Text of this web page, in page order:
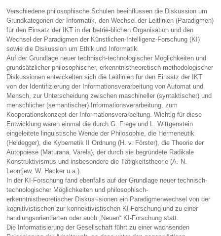
Verschiedene philosophische Schulen beeinflussen die Diskussion um
Grundkategorien der Informatik, den Wechsel der Leitlinien (Paradigmen)
für den Einsatz der IKT in der betrie-blichen Organisation und den
Wechsel der Paradigmen der Künstlichen-Intelligenz-Forschung (KI)
sowie die Diskussion um Ethik und Informatik.
Auf der Grundlage neuer technisch-technologischer Möglichkeiten und
grundsätzlicher philosophischer, erkenntnistheoretisch-methodologischer
Diskussionen entwickelten sich die Leitlinien für den Einsatz der IKT
von der Identifizierung der Informationsverarbeitung von Automat und
Mensch, zur Unterscheidung zwischen maschineller (syntaktischer) und
menschlicher (semantischer) Informationsverarbeitung, zum
Kooperationskonzept der Informationsverarbeitung. Wichtig für diese
Entwicklung waren einmal die durch G. Frege und L. Wittgenstein
eingeleitete linguistische Wende der Philosophie, die Hermeneutik
(Heidegger), die Kybernetik II Ordnung (H. v. Förster), die Theorie der
Autopoiese (Maturana, Varela), der durch sie begründete Radikale
Konstruktivismus und insbesondere die Tätigkeitstheorie (A. N.
Leontjew, W. Hacker u.a.).
In der KI-Forschung fand ebenfalls auf der Grundlage neuer technisch-
technologischer Möglichkeiten und philosophisch-
erkenntnistheoretischer Diskus¬sionen ein Paradigmenwechsel von der
kognitivistischen zur konnektivistischen KI-Forschung und zu einer
handlungsorientierten oder auch „Neuen“ KI-Forschung statt.
Die Informatisierung der Gesellschaft führt zu einer wachsenden